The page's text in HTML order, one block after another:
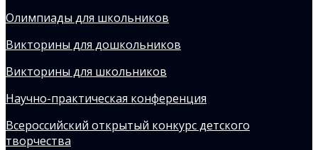
Олимпиады для школьников
Викторины для дошкольников
Викторины для школьников
Научно-практическая конференция
Всероссийский открытый конкурс детского
творчества